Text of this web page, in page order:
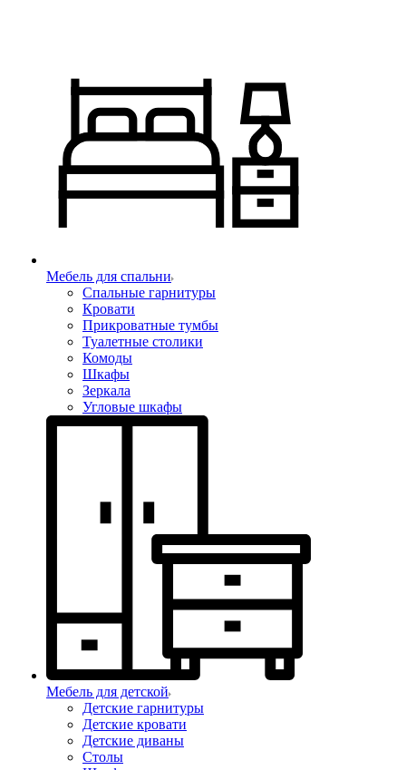
Мебель для спальни
Спальные гарнитуры
Кровати
Прикроватные тумбы
Туалетные столики
Комоды
Шкафы
Зеркала
Угловые шкафы
Мебель для детской
Детские гарнитуры
Детские кровати
Детские диваны
Столы